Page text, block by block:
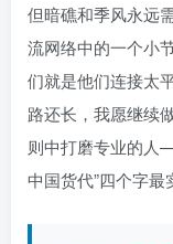
但暗礁和季风永远
流网络中的一个小
们就是他们连接太
路还长，我愿继续
则中打磨专业的人
中国货代”四个字最